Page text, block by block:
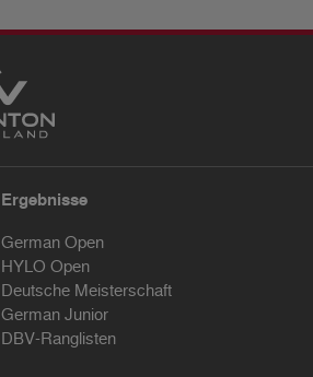
Ergebnisse
German Open
HYLO Open
Deutsche Meisterschaft
German Junior
DBV-Ranglisten